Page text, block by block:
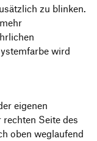
zu blinken.
wird
eigenen
rechten Seite des
oben weglaufend